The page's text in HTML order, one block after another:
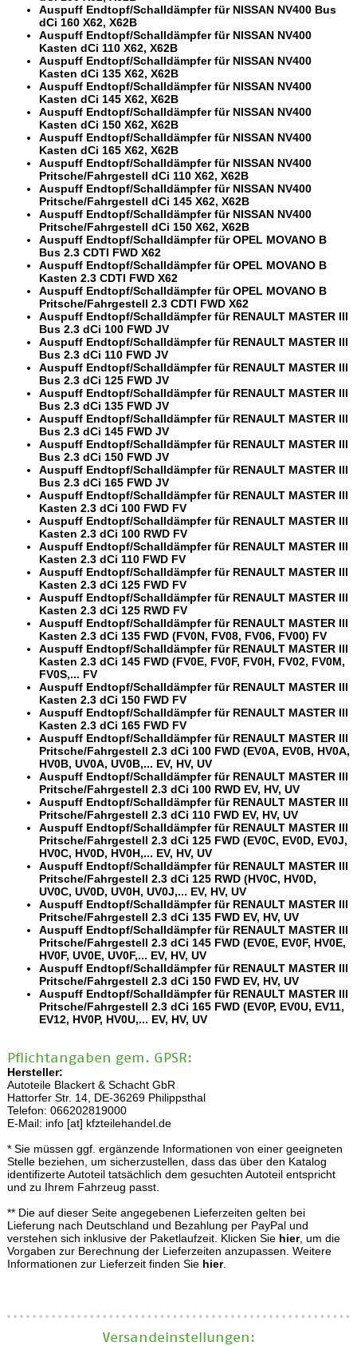
Auspuff Endtopf/Schalldämpfer für NISSAN NV400 Bus
dCi 160 X62, X62B
Auspuff Endtopf/Schalldämpfer für NISSAN NV400
Kasten dCi 110 X62, X62B
Auspuff Endtopf/Schalldämpfer für NISSAN NV400
Kasten dCi 135 X62, X62B
Auspuff Endtopf/Schalldämpfer für NISSAN NV400
Kasten dCi 145 X62, X62B
Auspuff Endtopf/Schalldämpfer für NISSAN NV400
Kasten dCi 150 X62, X62B
Auspuff Endtopf/Schalldämpfer für NISSAN NV400
Kasten dCi 165 X62, X62B
Auspuff Endtopf/Schalldämpfer für NISSAN NV400
Pritsche/Fahrgestell dCi 110 X62, X62B
Auspuff Endtopf/Schalldämpfer für NISSAN NV400
Pritsche/Fahrgestell dCi 145 X62, X62B
Auspuff Endtopf/Schalldämpfer für NISSAN NV400
Pritsche/Fahrgestell dCi 150 X62, X62B
Auspuff Endtopf/Schalldämpfer für OPEL MOVANO B
Bus 2.3 CDTI FWD X62
Auspuff Endtopf/Schalldämpfer für OPEL MOVANO B
Kasten 2.3 CDTI FWD X62
Auspuff Endtopf/Schalldämpfer für OPEL MOVANO B
Pritsche/Fahrgestell 2.3 CDTI FWD X62
Auspuff Endtopf/Schalldämpfer für RENAULT MASTER III
Bus 2.3 dCi 100 FWD JV
Auspuff Endtopf/Schalldämpfer für RENAULT MASTER III
Bus 2.3 dCi 110 FWD JV
Auspuff Endtopf/Schalldämpfer für RENAULT MASTER III
Bus 2.3 dCi 125 FWD JV
Auspuff Endtopf/Schalldämpfer für RENAULT MASTER III
Bus 2.3 dCi 135 FWD JV
Auspuff Endtopf/Schalldämpfer für RENAULT MASTER III
Bus 2.3 dCi 145 FWD JV
Auspuff Endtopf/Schalldämpfer für RENAULT MASTER III
Bus 2.3 dCi 150 FWD JV
Auspuff Endtopf/Schalldämpfer für RENAULT MASTER III
Bus 2.3 dCi 165 FWD JV
Auspuff Endtopf/Schalldämpfer für RENAULT MASTER III
Kasten 2.3 dCi 100 FWD FV
Auspuff Endtopf/Schalldämpfer für RENAULT MASTER III
Kasten 2.3 dCi 100 RWD FV
Auspuff Endtopf/Schalldämpfer für RENAULT MASTER III
Kasten 2.3 dCi 110 FWD FV
Auspuff Endtopf/Schalldämpfer für RENAULT MASTER III
Kasten 2.3 dCi 125 FWD FV
Auspuff Endtopf/Schalldämpfer für RENAULT MASTER III
Kasten 2.3 dCi 125 RWD FV
Auspuff Endtopf/Schalldämpfer für RENAULT MASTER III
Kasten 2.3 dCi 135 FWD (FV0N, FV08, FV06, FV00) FV
Auspuff Endtopf/Schalldämpfer für RENAULT MASTER III
Kasten 2.3 dCi 145 FWD (FV0E, FV0F, FV0H, FV02, FV0M,
FV0S,... FV
Auspuff Endtopf/Schalldämpfer für RENAULT MASTER III
Kasten 2.3 dCi 150 FWD FV
Auspuff Endtopf/Schalldämpfer für RENAULT MASTER III
Kasten 2.3 dCi 165 FWD FV
Auspuff Endtopf/Schalldämpfer für RENAULT MASTER III
Pritsche/Fahrgestell 2.3 dCi 100 FWD (EV0A, EV0B, HV0A,
HV0B, UV0A, UV0B,... EV, HV, UV
Auspuff Endtopf/Schalldämpfer für RENAULT MASTER III
Pritsche/Fahrgestell 2.3 dCi 100 RWD EV, HV, UV
Auspuff Endtopf/Schalldämpfer für RENAULT MASTER III
Pritsche/Fahrgestell 2.3 dCi 110 FWD EV, HV, UV
Auspuff Endtopf/Schalldämpfer für RENAULT MASTER III
Pritsche/Fahrgestell 2.3 dCi 125 FWD (EV0C, EV0D, EV0J,
HV0C, HV0D, HV0H,... EV, HV, UV
Auspuff Endtopf/Schalldämpfer für RENAULT MASTER III
Pritsche/Fahrgestell 2.3 dCi 125 RWD (HV0C, HV0D,
UV0C, UV0D, UV0H, UV0J,... EV, HV, UV
Auspuff Endtopf/Schalldämpfer für RENAULT MASTER III
Pritsche/Fahrgestell 2.3 dCi 135 FWD EV, HV, UV
Auspuff Endtopf/Schalldämpfer für RENAULT MASTER III
Pritsche/Fahrgestell 2.3 dCi 145 FWD (EV0E, EV0F, HV0E,
HV0F, UV0E, UV0F,... EV, HV, UV
Auspuff Endtopf/Schalldämpfer für RENAULT MASTER III
Pritsche/Fahrgestell 2.3 dCi 150 FWD EV, HV, UV
Auspuff Endtopf/Schalldämpfer für RENAULT MASTER III
Pritsche/Fahrgestell 2.3 dCi 165 FWD (EV0P, EV0U, EV11,
EV12, HV0P, HV0U,... EV, HV, UV
Pflichtangaben gem. GPSR:
Hersteller:
Autoteile Blackert & Schacht GbR
Hattorfer Str. 14, DE-36269 Philippsthal
Telefon: 066202819000
E-Mail: info [at] kfzteilehandel.de
* Sie müssen ggf. ergänzende Informationen von einer geeigneten
Stelle beziehen, um sicherzustellen, dass das über den Katalog
identifizerte Autoteil tatsächlich dem gesuchten Autoteil entspricht
und zu Ihrem Fahrzeug passt.
** Die auf dieser Seite angegebenen Lieferzeiten gelten bei
Lieferung nach Deutschland und Bezahlung per PayPal und
verstehen sich inklusive der Paketlaufzeit. Klicken Sie hier, um die
Vorgaben zur Berechnung der Lieferzeiten anzupassen. Weitere
Informationen zur Lieferzeit finden Sie hier.
Versand­einstellungen: